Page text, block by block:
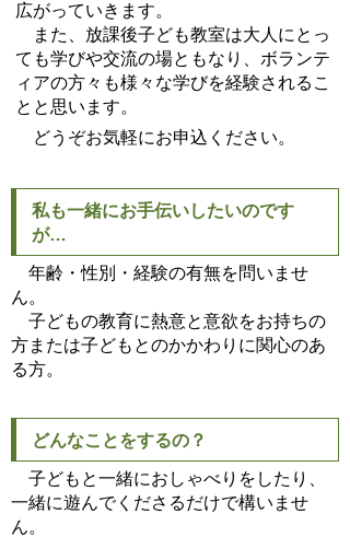
広がっていきます。
また、放課後子ども教室は大人にとっ
ても学びや交流の場ともなり、ボランテ
ィアの方々も様々な学びを経験されるこ
とと思います。
どうぞお気軽にお申込ください。
私も一緒にお手伝いしたいのです
が…
年齢・性別・経験の有無を問いませ
ん。
子どもの教育に熱意と意欲をお持ちの
方または子どもとのかかわりに関心のあ
る方。
どんなことをするの？
子どもと一緒におしゃべりをしたり、
一緒に遊んでくださるだけで構いませ
ん。